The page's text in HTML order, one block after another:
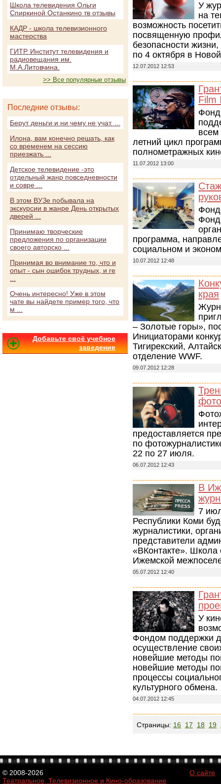
У
на
возможность
посвященную
безопасности
по 4 октября в
12.07.2012 12:53
Film
Фонд
всем
летний цикл
полнометражных
11.07.2012 13:00
программа,
социальном и
10.07.2012 12:48
края
– Золотые горы»,
Инициаторами
Тигирекский,
отделение WWF.
09.07.2012 12:28
предоставляется
по
22 по 27 июля.
06.07.2012 12:43
В
7
Республики Коми
журналистики,
представители
«ВКонтакте». Школа
Ижемской
05.07.2012 12:40
У
Фондом поддержки
осуществление
новейшие методы
новейшие методы
процессы
культурного обмена.
04.07.2012 12:45
Страницы: 16 17 18 19
Школа телевидения Ольги
Спиркиной Останкино тв отзывы
КАДР - школа телевизионного
мастерства
ГИТР. Институт телевидения и
радиовещания им.
М.А.Литовчина.
>> Все популярные отзывы
Последние отзывы:
Берут деньги и ни чему не учат. ...
Илона, вам конечно решать, как
со временем на сессию
приезжать ...
Детское телевидение -это
отдельный жанр повседневности
и совре ...
В этом ВУЗе побывала на
экскурсии в жанре День открытых
дверей ...
Принимаю творческие
предложения по организации
своего авторско ...
Принимая во внимание то, что и
опыт - сын ошибок трудных, и ге
Очень интересно! Уже в этом
чате вы найдете пример того, что
м ...
Добавьте своё учебное
заведение
© 2008-2026
Театральное, Телевизионное и Кино-образование
О сайте